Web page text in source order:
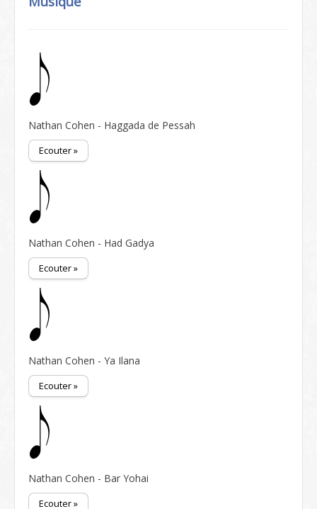
Nathan Cohen - Haggada de Pessah
Ecouter »
Nathan Cohen - Had Gadya
Ecouter »
Nathan Cohen - Ya Ilana
Ecouter »
Nathan Cohen - Bar Yohai
Ecouter »